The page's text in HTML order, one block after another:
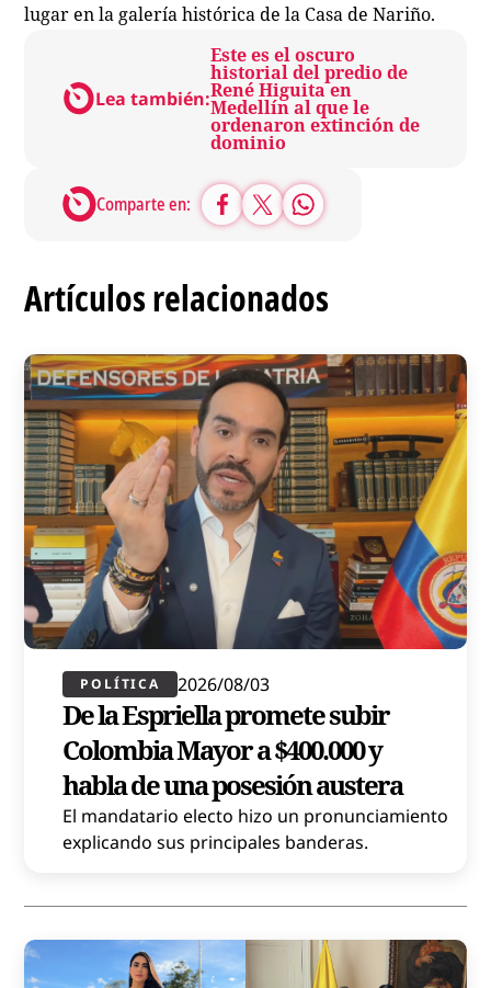
lugar en la galería histórica de la Casa de Nariño.
Lea también:
Este es el oscuro
historial del predio de
René Higuita en
Medellín al que le
ordenaron extinción de
dominio
Comparte en:
Artículos relacionados
POLÍTICA​ 2026/08/03
De la Espriella promete subir
Colombia Mayor a $400.000 y
habla de una posesión austera
El mandatario electo hizo un pronunciamiento
explicando sus principales banderas.